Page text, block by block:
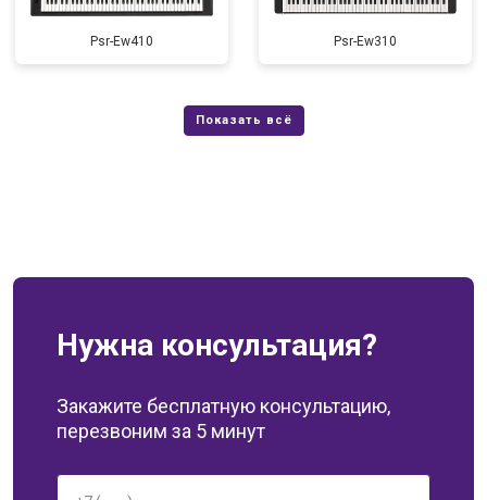
Psr-Ew410 Psr-Ew310
Нужна консультация?
Закажите бесплатную консультацию,
перезвоним за 5 минут